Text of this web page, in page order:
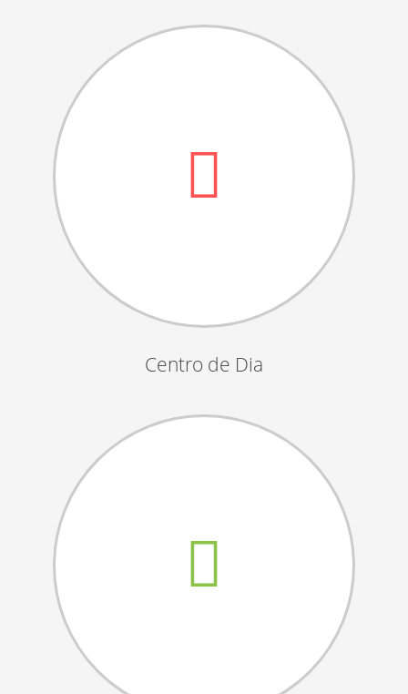
Aniversários da Instituição
Almoço / Lanche de Natal
Atividades Semanais
Época Balnear
Grupos Musicais do Centro de Dia
Outras Actividades
Passeio Vila Nova de Cerveira
Passeio a Fátima
Passeio a Águeda
Semana Sénior
Passeio do Idoso
Associados
Orgãos Sociais
Contactos
Centro de Dia